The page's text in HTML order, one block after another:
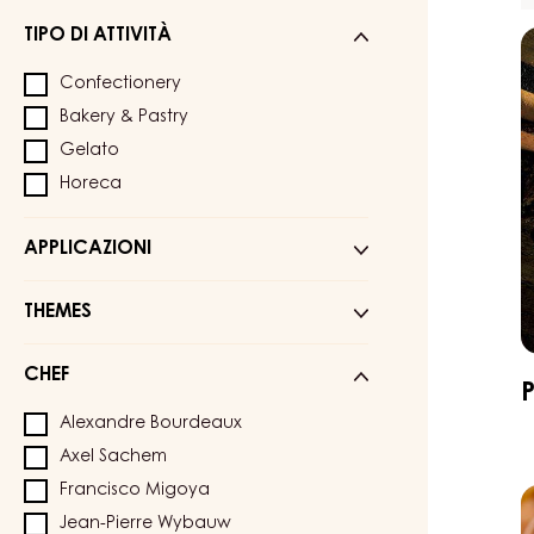
N°TIPO DI ATTIVITÀ
Confectionery
Bakery & Pastry
Gelato
Horeca
APPLICAZIONI
THEMES
CHEF
Alexandre Bourdeaux
Axel Sachem
Francisco Migoya
Jean-Pierre Wybauw